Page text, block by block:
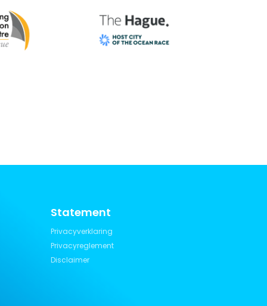
Statement
Privacyverklaring
Privacyreglement
Disclaimer